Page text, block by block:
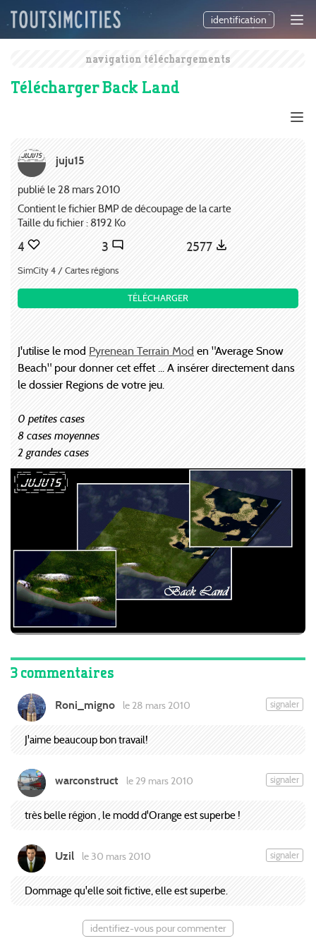
identification
navigation téléchargements
Télécharger Back Land
juju15
publié le 28 mars 2010
Contient le fichier BMP de découpage de la carte
Taille du fichier : 8192 Ko
4 3 2577
SimCity 4 / Cartes régions
TÉLÉCHARGER
J'utilise le mod Pyrenean Terrain Mod en "Average Snow
Beach" pour donner cet effet ... A insérer directement dans
le dossier Regions de votre jeu.
0 petites cases
8 cases moyennes
2 grandes cases
3 commentaires
Roni_migno le 28 mars 2010 signaler
J'aime beaucoup bon travail!
warconstruct le 29 mars 2010 signaler
très belle région , le modd d'Orange est superbe !
Uzil le 30 mars 2010 signaler
Dommage qu'elle soit fictive, elle est superbe.
identifiez-vous pour commenter